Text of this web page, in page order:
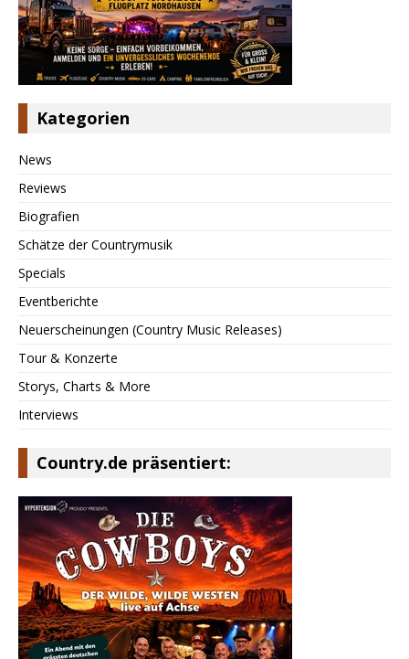
Kategorien
News
Reviews
Biografien
Schätze der Countrymusik
Specials
Eventberichte
Neuerscheinungen (Country Music Releases)
Tour & Konzerte
Storys, Charts & More
Interviews
Country.de präsentiert: